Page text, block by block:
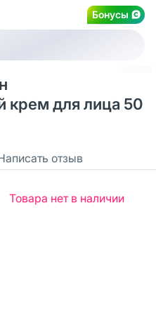
Бонусы
крем для лица 50
отзыв
Товара нет в наличии